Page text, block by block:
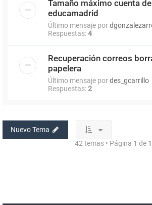
Tamaño máximo cuenta
educamadrid
Último mensaje por
Respuestas:4
Recuperación correos
papelera
Último mensaje pordes_gcarrillo
Respuestas:2
Nuevo Tema
42 temas • Página 1 de 1